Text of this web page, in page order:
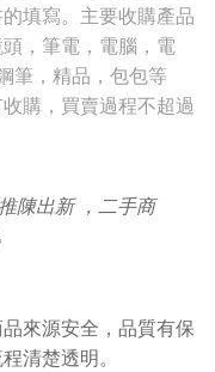
填寫。主要收購產品
，筆電，電腦，電
筆，精品，包包等
購，買賣過程不超過
陳出新 ，二手商
來源安全，品質有保
清楚透明。